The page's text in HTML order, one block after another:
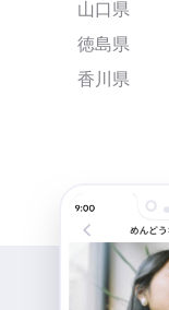
山口県
徳島県
香川県